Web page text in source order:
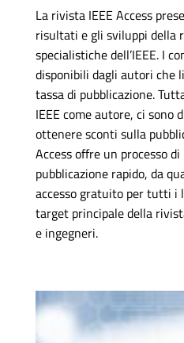
La rivista IEEE Access
risultati e gli sviluppi della
specialistiche dell’IEEE. I
disponibili dagli autori che
tassa di pubblicazione.
IEEE come autore, ci sono
ottenere sconti sulla
Access offre un processo
pubblicazione rapido, da
accesso gratuito per tutti i
target principale della
e ingegneri.